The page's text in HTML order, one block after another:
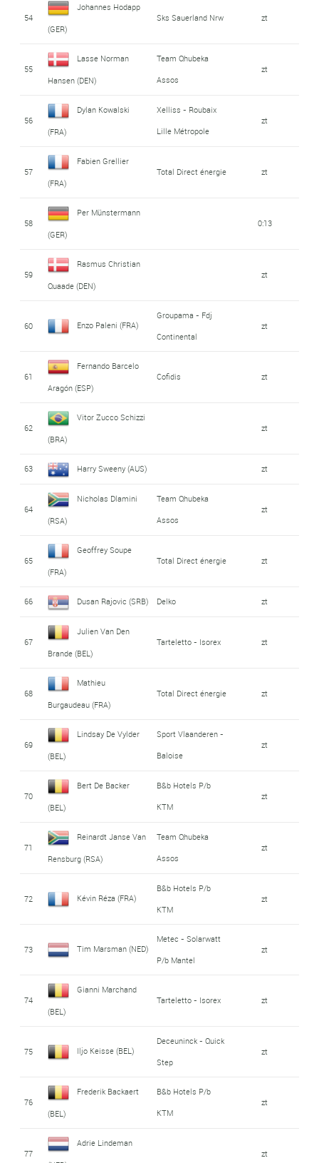
54
Johannes Hodapp
(GER)
Sks Sauerland Nrw zt
55
Lasse Norman
Hansen (DEN)
Team Qhubeka
Assos
zt
56
Dylan Kowalski
(FRA)
Xelliss - Roubaix
Lille Métropole
zt
57
Fabien Grellier
(FRA)
Total Direct énergie zt
58
Per Münstermann
(GER)
0:13
59
Rasmus Christian
Quaade (DEN)
zt
60 Enzo Paleni (FRA)
Groupama - Fdj
Continental
zt
61
Fernando Barcelo
Aragón (ESP)
Cofidis zt
62
Vitor Zucco Schizzi
(BRA)
zt
63 Harry Sweeny (AUS) zt
64
Nicholas Dlamini
(RSA)
Team Qhubeka
Assos
zt
65
Geoffrey Soupe
(FRA)
Total Direct énergie zt
66 Dusan Rajovic (SRB) Delko zt
67
Julien Van Den
Brande (BEL)
Tarteletto - Isorex zt
68
Mathieu
Burgaudeau (FRA)
Total Direct énergie zt
69
Lindsay De Vylder
(BEL)
Sport Vlaanderen -
Baloise
zt
70
Bert De Backer
(BEL)
B&b Hotels P/b
KTM
zt
71
Reinardt Janse Van
Rensburg (RSA)
Team Qhubeka
Assos
zt
72 Kévin Réza (FRA)
B&b Hotels P/b
KTM
zt
73 Tim Marsman (NED)
Metec - Solarwatt
P/b Mantel
zt
74
Gianni Marchand
(BEL)
Tarteletto - Isorex zt
75 Iljo Keisse (BEL)
Deceuninck - Quick
Step
zt
76
Frederik Backaert
(BEL)
B&b Hotels P/b
KTM
zt
77
Adrie Lindeman
zt